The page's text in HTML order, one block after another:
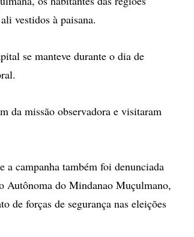
vestidos à paisana.
se manteve durante o dia de
da missão observadora e visitaram
a campanha também foi denunciada
Autônoma do Mindanao Muçulmano,
de forças de segurança nas eleições